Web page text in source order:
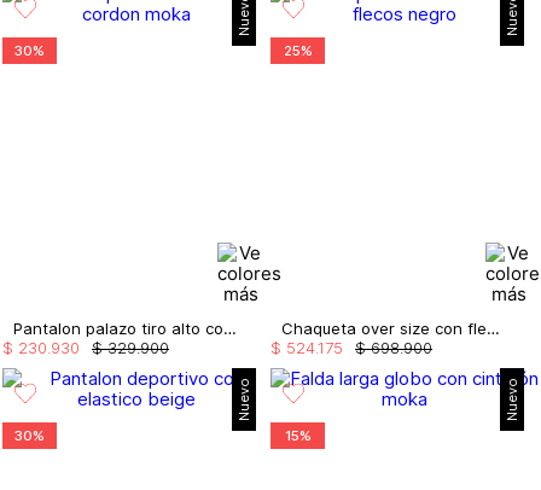
Nuevo
30%
Pantalon palazo tiro alto con cordon
$ 329.900
$ 230 930
Nuevo
25%
Chaqueta over size con flecos
$ 698.900
$ 524175
Nuevo
30%
Nuevo
15%